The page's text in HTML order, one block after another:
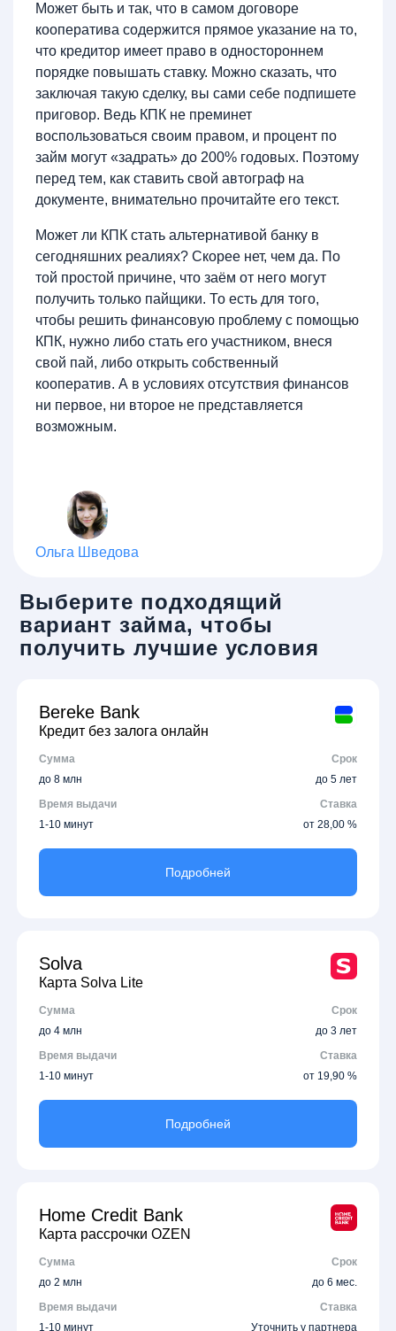
Может быть и так, что в самом договоре
кооператива содержится прямое указание на то,
что кредитор имеет право в одностороннем
порядке повышать ставку. Можно сказать, что
заключая такую сделку, вы сами себе подпишете
приговор. Ведь КПК не преминет
воспользоваться своим правом, и процент по
займ могут «задрать» до 200% годовых. Поэтому
перед тем, как ставить свой автограф на
документе, внимательно прочитайте его текст.
Может ли КПК стать альтернативой банку в
сегодняшних реалиях? Скорее нет, чем да. По
той простой причине, что заём от него могут
получить только пайщики. То есть для того,
чтобы решить финансовую проблему с помощью
КПК, нужно либо стать его участником, внеся
свой пай, либо открыть собственный
кооператив. А в условиях отсутствия финансов
ни первое, ни второе не представляется
возможным.
Ольга Шведова
Выберите подходящий
вариант займа, чтобы
получить лучшие условия
Bereke Bank
Кредит без залога онлайн
Сумма
Срок
до 8 млн
до 5 лет
Время выдачи
Ставка
1-10 минут
от 28,00 %
Подробней
Solva
Карта Solva Lite
Сумма
Срок
до 4 млн
до 3 лет
Время выдачи
Ставка
1-10 минут
от 19,90 %
Подробней
Home Credit Bank
Карта рассрочки OZEN
Сумма
Срок
до 2 млн
до 6 мес.
Время выдачи
Ставка
1-10 минут
Уточнить у партнера